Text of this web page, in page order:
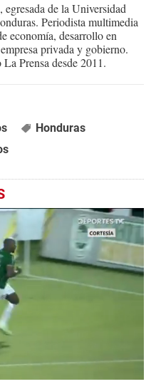
de la Universidad
Periodista multimedia
economía, desarrollo en
privada y gobierno.
Prensa desde 2011.
Honduras